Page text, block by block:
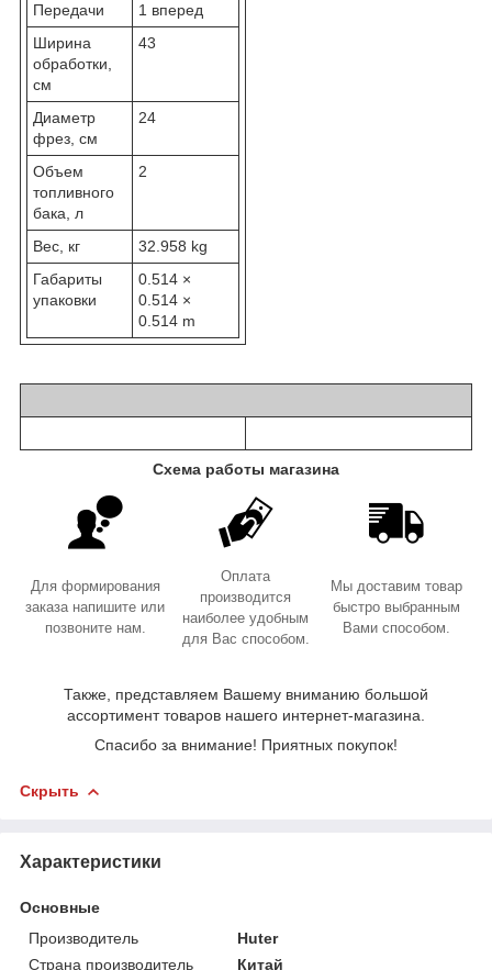
Передачи
1 вперед
Ширина
обработки,
см
43
Диаметр
фрез, см
24
Объем
топливного
бака, л
2
Вес, кг
32.958 kg
Габариты
упаковки
0.514 ×
0.514 ×
0.514 m
Схема работы магазина
Для формирования
заказа напишите или
позвоните нам.
Оплата
производится
наиболее удобным
для Вас способом.
Мы доставим товар
быстро выбранным
Вами способом.
Также, представляем Вашему вниманию большой
ассортимент товаров нашего интернет-магазина.
Спасибо за внимание! Приятных покупок!
Скрыть
Характеристики
Основные
Производитель
Huter
Страна производитель
Китай